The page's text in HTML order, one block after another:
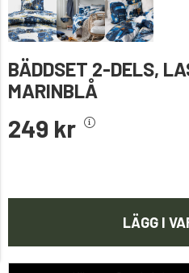
BÄDDSET 2-DELS,
MARINBLÅ
249 kr
LÄGG I